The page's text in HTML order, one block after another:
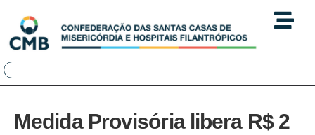
Medida Provisória libera R$ 2